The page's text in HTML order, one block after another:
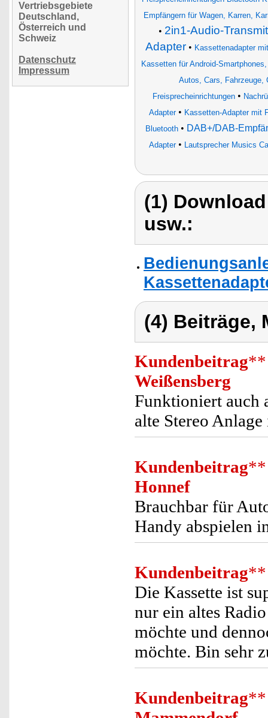
Vertriebsgebiete
Deutschland,
Österreich und
Schweiz
Datenschutz
Impressum
Empfängern für Wagen, Karren,
• 2in1-Audio-
Adapter• Kassettenadapter
Kassetten für Android-
Autos, Cars, Fahrzeuge,
Freisprecheinrichtungen•
Adapter• Kassetten-Adapter mit
Bluetooth• DAB+/DAB-
Adapter• Lautsprecher Musics
(1)
usw.:
(4) Beiträge,
Kundenbeitrag**
Weißensberg
Funktioniert auch
alte Stereo
Kundenbeitrag**
Honnef
Brauchbar für
Handy abspielen
Kundenbeitrag**
Die Kassette ist
nur ein altes
möchte und
möchte. Bin sehr
Kundenbeitrag**